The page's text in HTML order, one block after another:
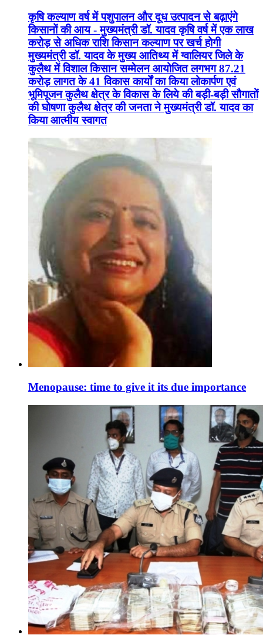
कृषि कल्याण वर्ष में पशुपालन और दूध उत्पादन से बढ़ाएंगे
किसानों की आय - मुख्यमंत्री डॉ. यादव कृषि वर्ष में एक लाख
करोड़ से अधिक राशि किसान कल्याण पर खर्च होगी
मुख्यमंत्री डॉ. यादव के मुख्य आतिथ्य में ग्वालियर जिले के
कुलैथ में विशाल किसान सम्मेलन आयोजित लगभग 87.21
करोड़ लागत के 41 विकास कार्यों का किया लोकार्पण एवं
भूमिपूजन कुलैथ क्षेत्र के विकास के लिये की बड़ी-बड़ी सौगातों
की घोषणा कुलैथ क्षेत्र की जनता ने मुख्यमंत्री डॉ. यादव का
किया आत्मीय स्वागत
Menopause: time to give it its due importance